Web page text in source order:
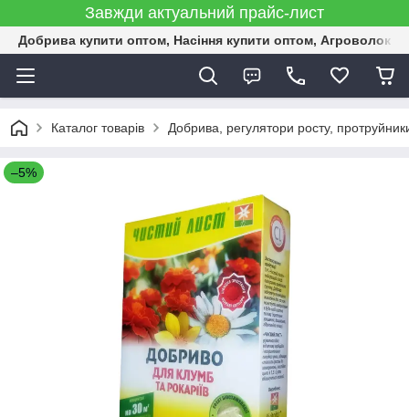
Завжди актуальний прайс-лист
Добрива купити оптом, Насіння купити оптом,
Каталог товарів Добрива, регулятори росту,
–5%